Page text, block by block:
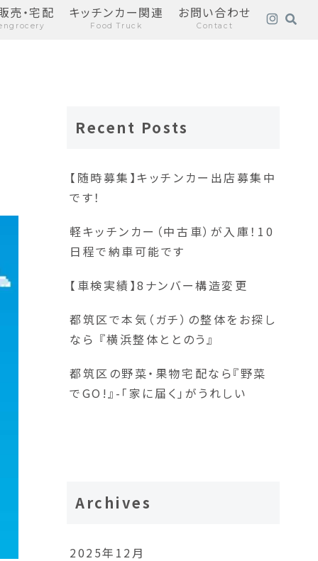
売・宅配 キッチンカー関連
Food Truck
お問い合わせ
Contact
Recent Posts
【随時募集】キッチンカー出店募集中
です！
軽キッチンカー（中古車）が入庫！10
日程で納車可能です
【車検実績】8ナンバー構造変更
都筑区で本気（ガチ）の整体をお探し
なら 『横浜整体ととのう』
都筑区の野菜・果物宅配なら『野菜
でGO!』-「家に届く」がうれしい
Archives
2025年12月